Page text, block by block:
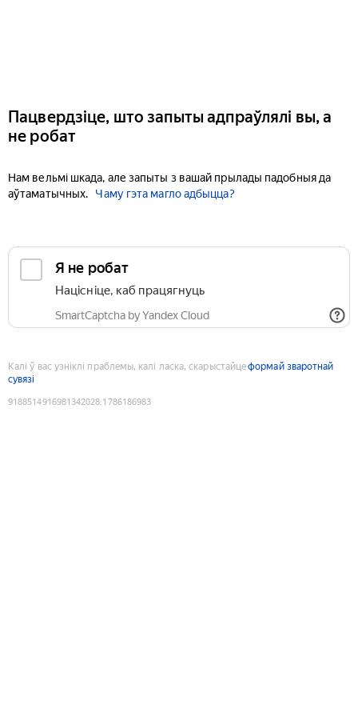
Пацвердзіце, што запыты адпраўлялі вы, а
не робат
Нам вельмі шкада, але запыты з вашай прылады падобныя да
аўтаматычных.
Чаму гэта магло адбыцца?
Я не робат
Націсніце, каб працягнуць
SmartCaptcha by Yandex Cloud
Калі ў вас узніклі праблемы, калі ласка, скарыстайцеформай зваротнай
сувязі
9188514916981342028:1786186983